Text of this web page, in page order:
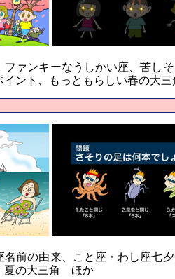
ファンキーなうしかい座、苦し
イント、もっともらしい春の大
名前の由来、こと座・わし座七
夏の大三角 ほか